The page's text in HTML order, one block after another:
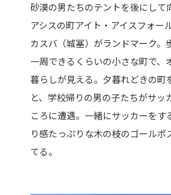
砂漠の男たちのテントを後にして
アシスの町アイト・アイスフォー
カスバ（城塞）がランドマーク。
一周できるくらいの小さな町で、
暮らしが見える。夕暮れどきの町
と、学校帰りの男の子たちがサッ
ころに遭遇。一緒にサッカーをす
り感たっぷりな木の枝のゴールポ
てる。